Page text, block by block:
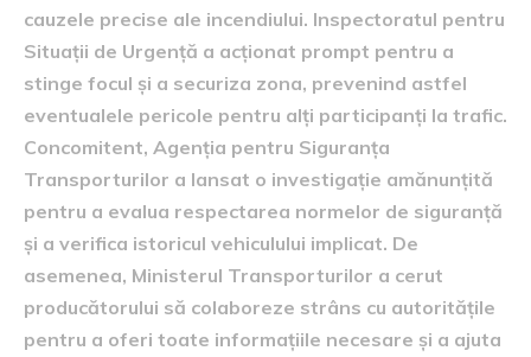
cauzele precise ale incendiului. Inspectoratul pentru
Situații de Urgență a acționat prompt pentru a
stinge focul și a securiza zona, prevenind astfel
eventualele pericole pentru alți participanți la trafic.
Concomitent, Agenția pentru Siguranța
Transporturilor a lansat o investigație amănunțită
pentru a evalua respectarea normelor de siguranță
și a verifica istoricul vehiculului implicat. De
asemenea, Ministerul Transporturilor a cerut
producătorului să colaboreze strâns cu autoritățile
pentru a oferi toate informațiile necesare și a ajuta